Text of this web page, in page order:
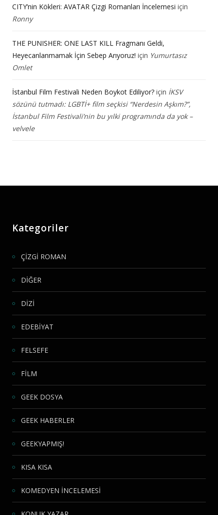
CITY’nin Kökleri: AVATAR Çizgi Romanları İncelemesi için
Ronny
THE PUNISHER: ONE LAST KILL Fragmanı Geldi,
Heyecanlanmamak İçin Sebep Arıyoruz! için Yumurtasız
Omlet
İstanbul Film Festivali Neden Boykot Ediliyor? için İKSV
sözünü tutmadı: LGBTİ+ film seçkisi “Nerdesin Aşkım?”,
İstanbul Film Festivali’nin bu yılki programında da yok –
velvele
Kategoriler
ÇİZGİ ROMAN
DİĞER
DİZİ
EDEBİYAT
FELSEFE
FİLM
GEEK DOSYA
GEEK HABERLER
GEEKYAPMIŞ!
KISA KISA
KOMEDYEN İNCELEMESİ